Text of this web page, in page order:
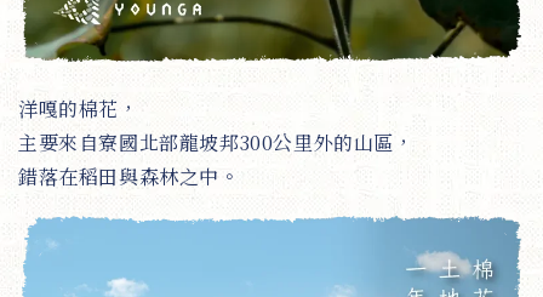
洋嘎的棉花，
主要來自寮國北部龍坡邦300公里外的山區，
錯落在稻田與森林之中。